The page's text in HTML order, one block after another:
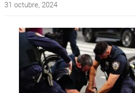
31 octubre, 2024